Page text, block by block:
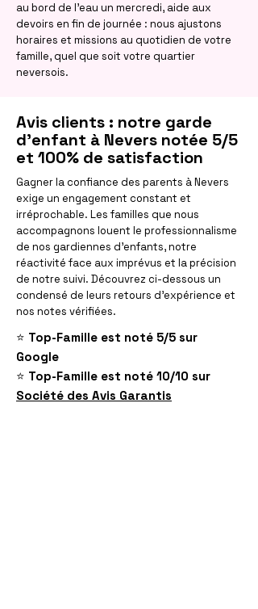
au bord de l'eau un mercredi, aide aux
devoirs en fin de journée : nous ajustons
horaires et missions au quotidien de votre
famille, quel que soit votre quartier
neversois.
Avis clients : notre garde
d'enfant à Nevers notée 5/5
et 100% de satisfaction
Gagner la confiance des parents à Nevers
exige un engagement constant et
irréprochable. Les familles que nous
accompagnons louent le professionnalisme
de nos gardiennes d'enfants, notre
réactivité face aux imprévus et la précision
de notre suivi. Découvrez ci-dessous un
condensé de leurs retours d'expérience et
nos notes vérifiées.
⭐️ Top-Famille est noté 5/5 sur
Google
⭐️ Top-Famille est noté 10/10 sur
Société des Avis Garantis